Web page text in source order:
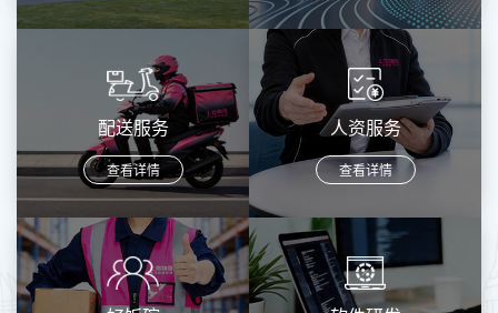
配送服务
查看详情
人资服务
查看详情